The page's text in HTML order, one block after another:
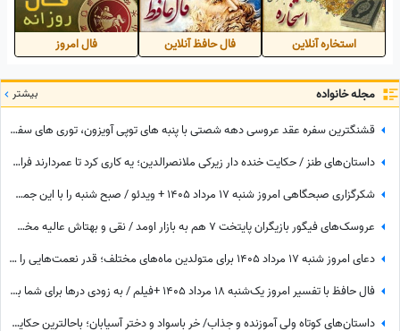
میسازد
استخاره آنلاین فال حافظ آنلاین فال امروز
مجله خانواده بیشتر
قشنگترین سفره عقد عروسی دهه شصتی با پنبه های توپی آویزون، توری های سفید و صورتی، آینه و شمعدون طلایی و کیک با دیزاین مخصوص همون روزا
داستان‌های طنز / حکایت خنده دار زیرکی ملانصرالدین؛ یه کاری کرد تا عمردارند فراموش نکنند 😂+ ویدئو
شکرگزاری صبحگاهی امروز شنبه 17 مرداد 1405 + ویدئو / صبح شنبه را با این جملات شکرگزاری آغاز کن؛ شاید امروز بهترین خبر در انتظارت باشد
عروسک‌های فیگور بازیگران پایتخت 7 هم به بازار اومد / نقی و بهتاش عالیه مخصوصا با اون موز و پیانو و شهاب سنگ کنارش 😂+ ویدئو
دعای امروز شنبه 17 مرداد 1405 برای متولدین ماه‌های مختلف؛ قدر نعمت‌هایی را که در زندگی‌ات داری بدان؛ گاهی بزرگ‌ترین داشته‌ها، همان چیزهایی هستند که به آن‌ها عادت کرده‌ایم.
فال حافظ با تفسیر امروز یک‌شنبه 18 مرداد 1405 +فیلم / به زودی درها برای شما باز می شود و به مقصود خود می رسید اما این ممکن است ...
داستان‌های کوتاه ولی آموزنده و جذاب/ خر باسواد و دختر آسیابان؛ باحالترین حکایت مرزبان نامه